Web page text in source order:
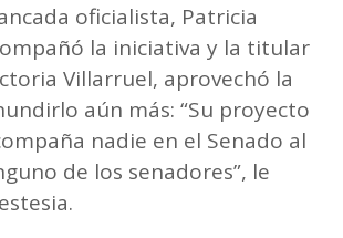
oficialista, Patricia
la iniciativa y la titular
Villarruel, aprovechó la
aún más: “Su proyecto
nadie en el Senado al
de los senadores”, le